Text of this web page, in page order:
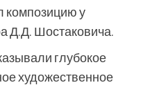
композицию у
Д.Д. Шостаковича.
глубокое
художественное